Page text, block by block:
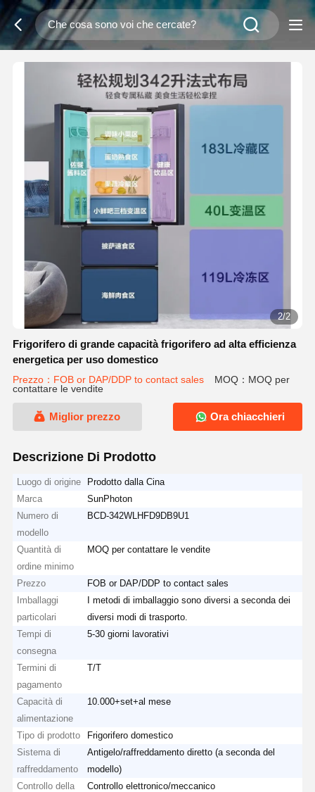
2/2
Frigorifero di grande capacità frigorifero ad alta efficienza
energetica per uso domestico
Prezzo：FOB or DAP/DDP to contact sales
MOQ：MOQ per
contattare le vendite
Miglior prezzo Ora chiacchieri
Descrizione Di Prodotto
Luogo di origine
Prodotto dalla Cina
Marca
SunPhoton
Numero di
modello
BCD-342WLHFD9DB9U1
Quantità di
ordine minimo
MOQ per contattare le vendite
Prezzo
FOB or DAP/DDP to contact sales
Imballaggi
particolari
I metodi di imballaggio sono diversi a seconda dei
diversi modi di trasporto.
Tempi di
consegna
5-30 giorni lavorativi
Termini di
pagamento
T/T
Capacità di
alimentazione
10.000+set+al mese
Tipo di prodotto
Frigorifero domestico
Sistema di
raffreddamento
Antigelo/raffreddamento diretto (a seconda del
modello)
Controllo della
Controllo elettronico/meccanico